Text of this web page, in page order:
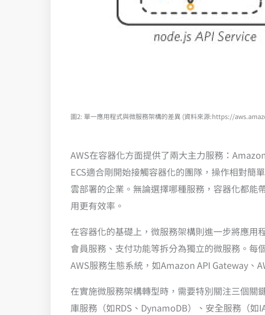
圖2: 單一應用程式與微服務架構的差異 (資料來源:https://
AWS在容器化方面提供了兩大主力服務：
ECS適合剛開始接觸容器化的團隊，操作相對
雲部署的企業。無論選擇哪種服務，容器化都
用更有效率。
在容器化的基礎上，微服務架構則進一步將應用
會員服務、支付功能等拆分為獨立的微服務。每
AWS服務生態系統，如Amazon API Gateway、
在實施微服務架構轉型時，需要特別關注三個關
庫服務（如RDS、DynamoDB）、安全服務（